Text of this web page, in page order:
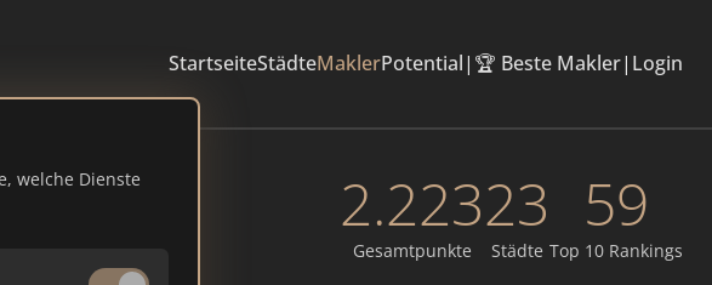
StartseiteStädteMaklerPotential| 🏆 Beste Makler| Login
welche Dienste
2.223
Gesamtpunkte
23
Städte
59
Top 10 Rankings